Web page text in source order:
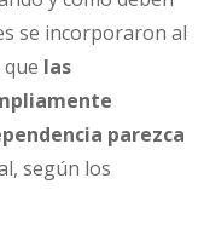
se incorporaron al
las
parezca
según los